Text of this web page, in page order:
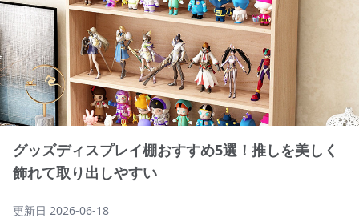
グッズディスプレイ棚おすすめ5選！推しを美しく
飾れて取り出しやすい
更新日 2026-06-18